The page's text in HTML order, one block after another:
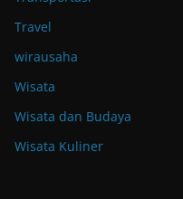
Travel
wirausaha
Wisata
Wisata dan Budaya
Wisata Kuliner